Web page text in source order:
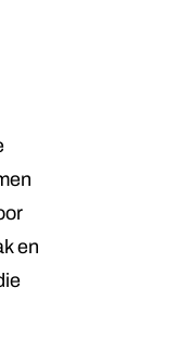
en